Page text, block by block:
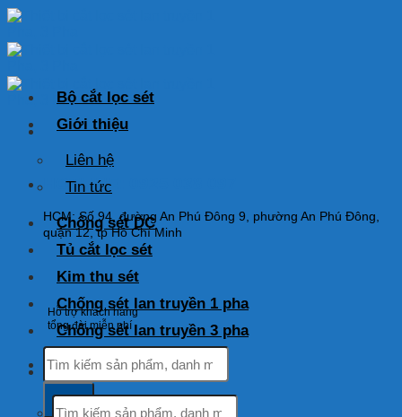
Skip
content
HOTLINE: 0925 038 097
HCM: Số 94, đường An Phú Đông 9, phường An Phú Đông,
quận 12, tp Hồ Chí Minh
Hỗ trợ khách hàng
tổng đài miễn phí
Tìm
kiếm:
Bộ cắt lọc sét
Giới thiệu
Liên hệ
Tin tức
Chống sét DC
Tủ cắt lọc sét
Kim thu sét
Chống sét lan truyền 1 pha
Chống sét lan truyền 3 pha
Tìm